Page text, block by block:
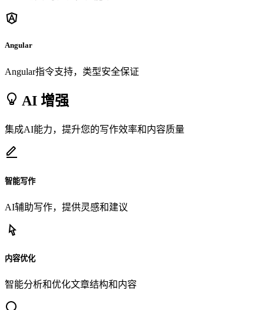
Angular
Angular指令支持，类型安全保证
AI 增强
集成AI能力，提升您的写作效率和内容质量
智能写作
AI辅助写作，提供灵感和建议
内容优化
智能分析和优化文章结构和内容